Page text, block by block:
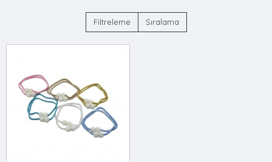
Filtreleme Sıralama